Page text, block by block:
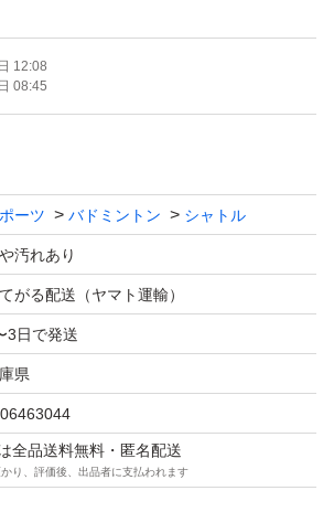
12:08
08:45
ーツ バドミントン シャトル
汚れあり
がる配送（ヤマト運輸）
3日で発送
県
全品送料無料・匿名配送
り、評価後、出品者に支払われます